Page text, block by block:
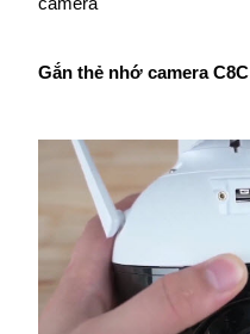
Gắn thẻ nhớ camera C8C